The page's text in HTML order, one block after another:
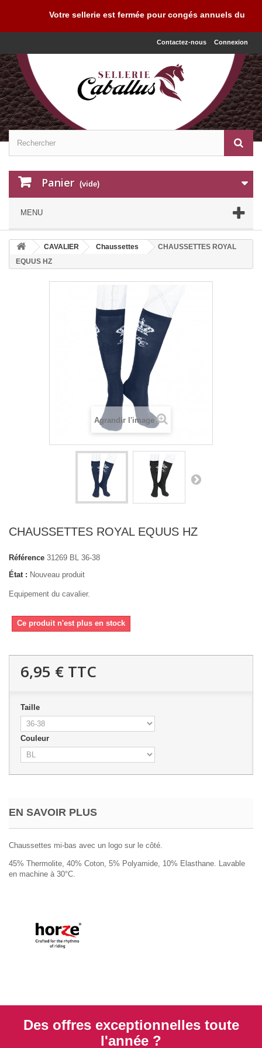
Votre sellerie est fermée pour congés annuels du 03
Connexion
Contactez-nous
Panier (vide)
MENU
CAVALIER Chaussettes
CHAUSSETTES ROYAL
EQUUS HZ
Agrandir l'image
CHAUSSETTES ROYAL EQUUS HZ
Référence 31269 BL 36-38
État : Nouveau produit
Equipement du cavalier.
Ce produit n'est plus en stock
6,95 € TTC
Taille
Couleur
EN SAVOIR PLUS
Chaussettes mi-bas avec un logo sur le côté.
45% Thermolite, 40% Coton, 5% Polyamide, 10% Elasthane. Lavable
en machine à 30°C.
Des offres exceptionnelles toute
l'année ?